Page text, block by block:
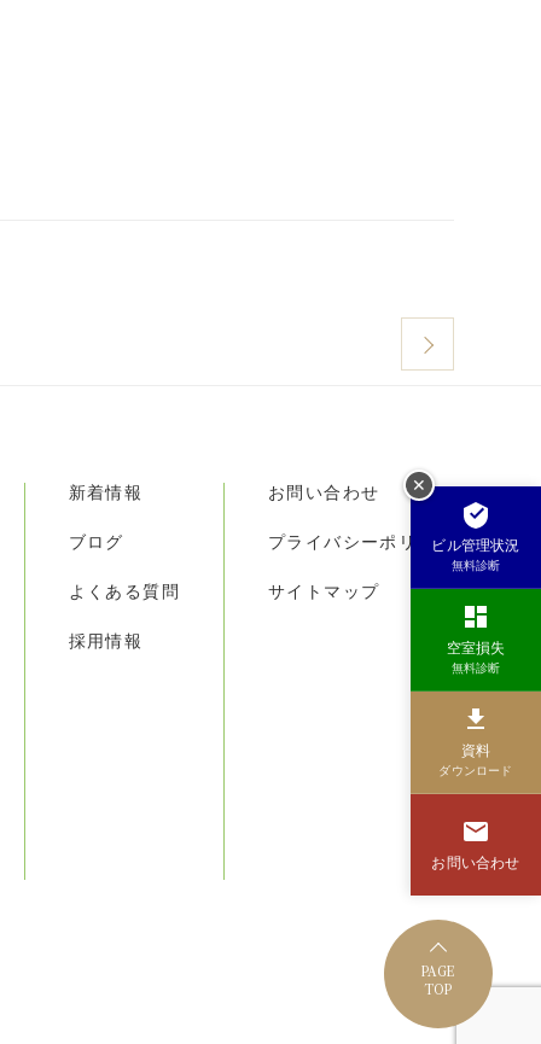
PAGE
TOP
新着情報
ブログ
よくある質問
採用情報
お問い合わせ
プライバシーポリシー
サイトマップ
✕
ビル管理状況
無料診断
空室損失
無料診断
資料
ダウンロード
お問い合わせ